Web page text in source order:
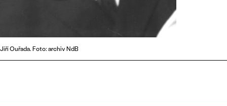
Jiří Ouřada. Foto: archiv NdB